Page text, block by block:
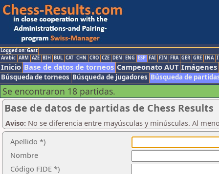
Logged on: Gast
Arabic ARM AZE BIH BUL CAT CHN CRO CZE DEN ENG ESP FAI FIN FRA GER GRE INA
Inicio Base de datos de torneos Campeonato AUT Imágenes
Búsqueda de torneos Búsqueda de jugadores Búsqueda de
Se encontraron 18 partidas.
Base de datos de partidas de Chess Results
Aviso: No se diferencia entre mayúsculas y minúsculas. Al
Apellido *)
Nombre
Código FIDE *)